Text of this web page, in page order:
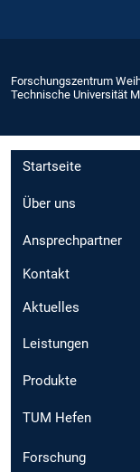
Forschungszentrum
Technische Universität
Startseite
Über uns
Ansprechpartner
Kontakt
Aktuelles
Leistungen
Produkte
TUM Hefen
Forschung